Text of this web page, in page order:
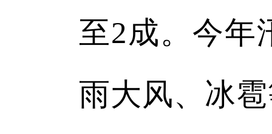
至2成。今年
雨大风、冰